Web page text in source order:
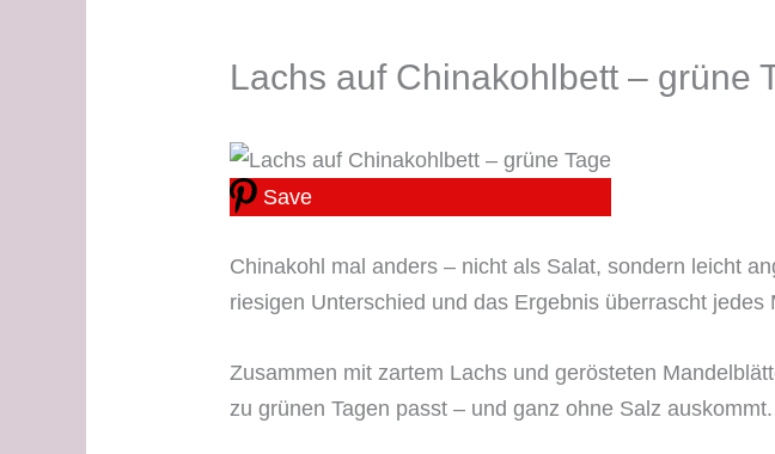
Lachs auf Chinakohlbett – grüne
Save
Chinakohl mal anders – nicht als Salat, sondern leicht
riesigen Unterschied und das Ergebnis überrascht jedes
Zusammen mit zartem Lachs und gerösteten
zu grünen Tagen passt – und ganz ohne Salz